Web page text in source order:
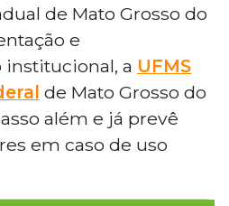
de Mato Grosso do
e
a UFMS
de Mato Grosso do
além e já prevê
em caso de uso